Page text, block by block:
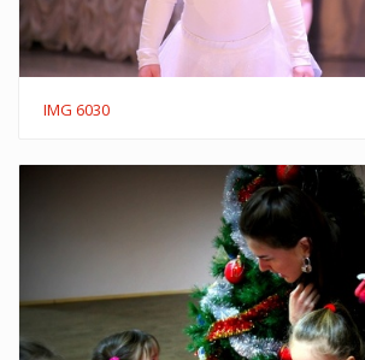
IMG 6030